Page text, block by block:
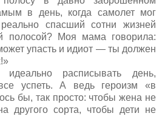
в день, когда самолет мог
спасший сотни жизней
полосой? Моя мама говорила:
упасть и идиот — ты должен
расписывать день,
успеть. А ведь героизм «в
бы, так просто: чтобы жена не
другого сорта, чтобы дети не